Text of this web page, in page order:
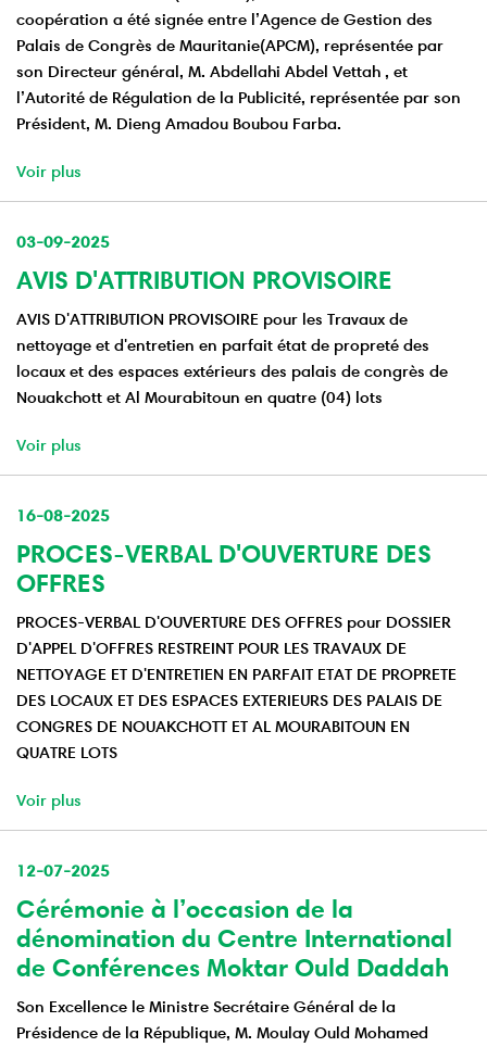
coopération a été signée entre l’Agence de Gestion des
Palais de Congrès de Mauritanie(APCM), représentée par
son Directeur général, M. Abdellahi Abdel Vettah , et
l’Autorité de Régulation de la Publicité, représentée par son
Président, M. Dieng Amadou Boubou Farba.
Voir plus
03-09-2025
AVIS D'ATTRIBUTION PROVISOIRE
AVIS D'ATTRIBUTION PROVISOIRE pour les Travaux de
nettoyage et d'entretien en parfait état de propreté des
locaux et des espaces extérieurs des palais de congrès de
Nouakchott et Al Mourabitoun en quatre (04) lots
Voir plus
16-08-2025
PROCES-VERBAL D'OUVERTURE DES
OFFRES
PROCES-VERBAL D'OUVERTURE DES OFFRES pour DOSSIER
D'APPEL D'OFFRES RESTREINT POUR LES TRAVAUX DE
NETTOYAGE ET D'ENTRETIEN EN PARFAIT ETAT DE PROPRETE
DES LOCAUX ET DES ESPACES EXTERIEURS DES PALAIS DE
CONGRES DE NOUAKCHOTT ET AL MOURABITOUN EN
QUATRE LOTS
Voir plus
12-07-2025
Cérémonie à l’occasion de la
dénomination du Centre International
de Conférences Moktar Ould Daddah
Son Excellence le Ministre Secrétaire Général de la
Présidence de la République, M. Moulay Ould Mohamed